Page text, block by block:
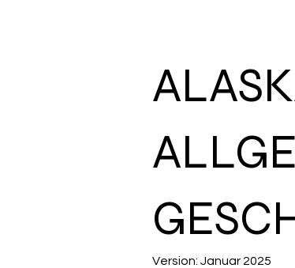
Version: Januar 2025